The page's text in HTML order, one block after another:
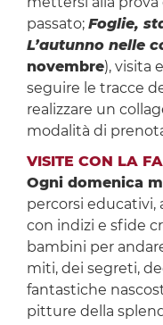
passato; Foglie,
L’autunno nelle
novembre), visita
seguire le tracce
realizzare un
modalità di
VISITE CON LA
Ogni domenica
percorsi educativi,
con indizi e sfide
bambini per
miti, dei segreti,
fantastiche
pitture della